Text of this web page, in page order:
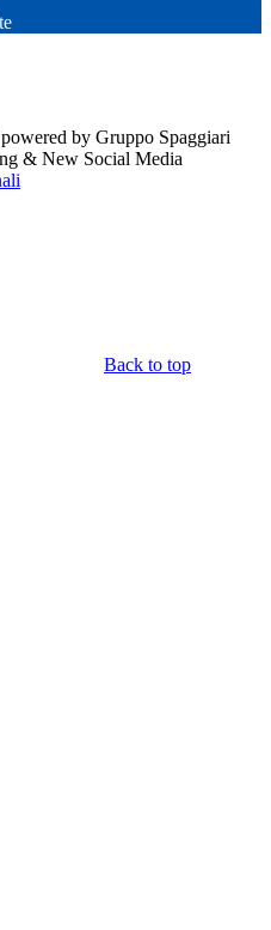
by Gruppo Spaggiari
& New Social Media
Back to top